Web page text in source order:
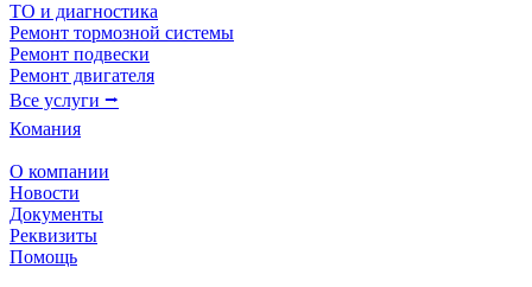
ТО и диагностика
Ремонт тормозной системы
Ремонт подвески
Ремонт двигателя
Все услуги ⭢
Комания
О компании
Новости
Документы
Реквизиты
Помощь